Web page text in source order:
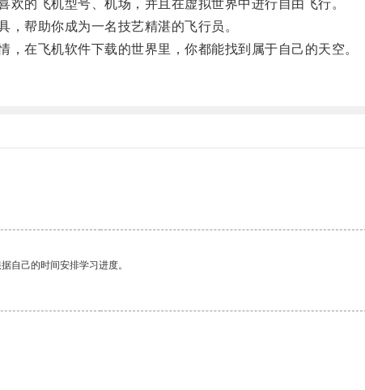
的飞机型号、机场，并且在虚拟世界中进行自由飞行。
帮助你成为一名技艺精湛的飞行员。
在飞机软件下载的世界里，你都能找到属于自己的天空。
自己的时间安排学习进度。